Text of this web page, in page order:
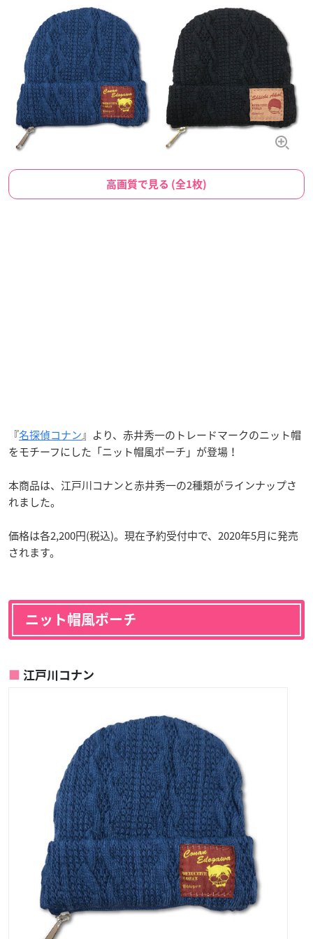
高画質で見る (全1枚)
『名探偵コナン』より、赤井秀一のトレードマークのニット帽
をモチーフにした「ニット帽風ポーチ」が登場！
本商品は、江戸川コナンと赤井秀一の2種類がラインナップさ
れました。
価格は各2,200円(税込)。現在予約受付中で、2020年5月に発売
されます。
ニット帽風ポーチ
江戸川コナン